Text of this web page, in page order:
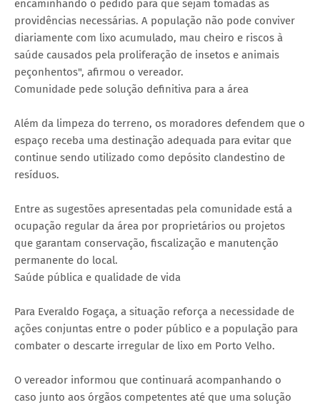
encaminhando o pedido para que sejam tomadas as
providências necessárias. A população não pode conviver
diariamente com lixo acumulado, mau cheiro e riscos à
saúde causados pela proliferação de insetos e animais
peçonhentos", afirmou o vereador.
Comunidade pede solução definitiva para a área
Além da limpeza do terreno, os moradores defendem que o
espaço receba uma destinação adequada para evitar que
continue sendo utilizado como depósito clandestino de
resíduos.
Entre as sugestões apresentadas pela comunidade está a
ocupação regular da área por proprietários ou projetos
que garantam conservação, fiscalização e manutenção
permanente do local.
Saúde pública e qualidade de vida
Para Everaldo Fogaça, a situação reforça a necessidade de
ações conjuntas entre o poder público e a população para
combater o descarte irregular de lixo em Porto Velho.
O vereador informou que continuará acompanhando o
caso junto aos órgãos competentes até que uma solução